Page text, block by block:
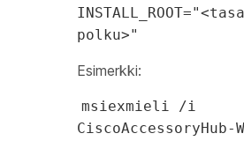
polku>"
Esimerkki:
msiexmieli /i
CiscoAccessoryHub-